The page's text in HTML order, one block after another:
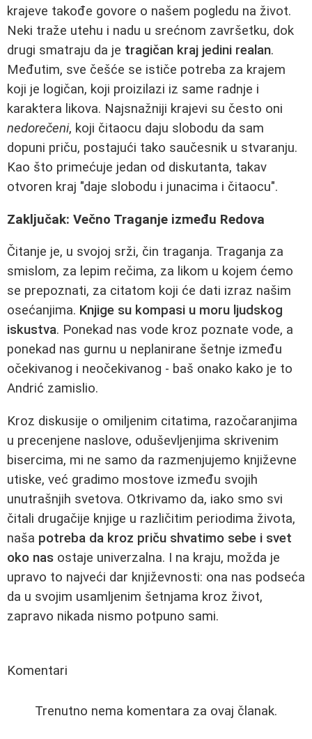
krajeve takođe govore o našem pogledu na život.
Neki traže utehu i nadu u srećnom završetku, dok
drugi smatraju da je tragičan kraj jedini realan.
Međutim, sve češće se ističe potreba za krajem
koji je logičan, koji proizilazi iz same radnje i
karaktera likova. Najsnažniji krajevi su često oni
nedorečeni, koji čitaocu daju slobodu da sam
dopuni priču, postajući tako saučesnik u stvaranju.
Kao što primećuje jedan od diskutanta, takav
otvoren kraj "daje slobodu i junacima i čitaocu".
Zaključak: Večno Traganje između Redova
Čitanje je, u svojoj srži, čin traganja. Traganja za
smislom, za lepim rečima, za likom u kojem ćemo
se prepoznati, za citatom koji će dati izraz našim
osećanjima. Knjige su kompasi u moru ljudskog
iskustva. Ponekad nas vode kroz poznate vode, a
ponekad nas gurnu u neplanirane šetnje između
očekivanog i neočekivanog - baš onako kako je to
Andrić zamislio.
Kroz diskusije o omiljenim citatima, razočaranjima
u precenjene naslove, oduševljenjima skrivenim
bisercima, mi ne samo da razmenjujemo književne
utiske, već gradimo mostove između svojih
unutrašnjih svetova. Otkrivamo da, iako smo svi
čitali drugačije knjige u različitim periodima života,
naša potreba da kroz priču shvatimo sebe i svet
oko nas ostaje univerzalna. I na kraju, možda je
upravo to najveći dar književnosti: ona nas podseća
da u svojim usamljenim šetnjama kroz život,
zapravo nikada nismo potpuno sami.
Komentari
Trenutno nema komentara za ovaj članak.